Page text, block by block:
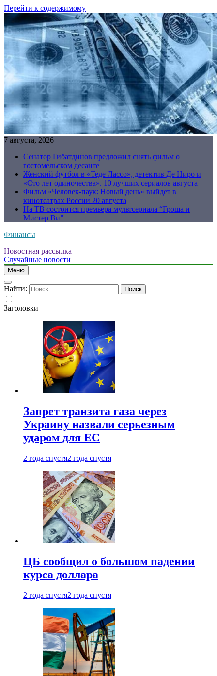
Перейти к содержимому
7 августа, 2026
Сенатор Гибатдинов предложил снять фильм о
гостомельском десанте
Женский футбол в «Теде Лассо», детектив Де Ниро и
«Сто лет одиночества». 10 лучших сериалов августа
Фильм «Человек-паук: Новый день» выйдет в
кинотеатрах России 20 августа
На ТВ состоится премьера мультсериала “Гроша и
Мистер Ви”
Финансы
Новостная рассылка
Случайные новости
Меню
Найти:
Заголовки
Запрет транзита газа через
Украину назвали серьезным
ударом для ЕС
2 года спустя2 года спустя
ЦБ сообщил о большом падении
курса доллара
2 года спустя2 года спустя